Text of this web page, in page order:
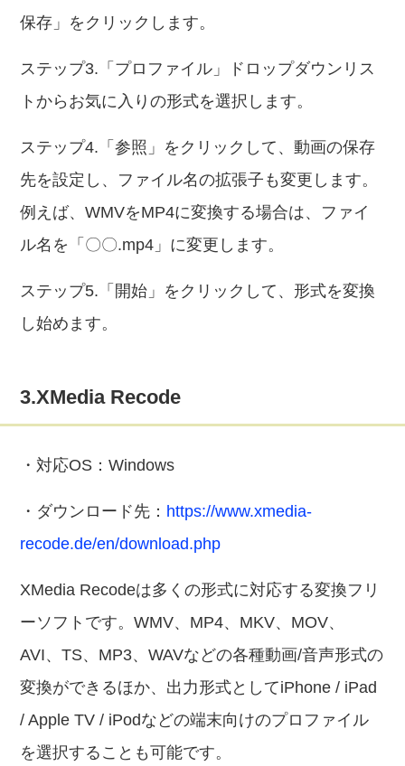
保存」をクリックします。
ステップ3.「プロファイル」ドロップダウンリス
トからお気に入りの形式を選択します。
ステップ4.「参照」をクリックして、動画の保存
先を設定し、ファイル名の拡張子も変更します。
例えば、WMVをMP4に変換する場合は、ファイ
ル名を「〇〇.mp4」に変更します。
ステップ5.「開始」をクリックして、形式を変換
し始めます。
3.XMedia Recode
・対応OS：Windows
・ダウンロード先： https://www.xmedia-
recode.de/en/download.php
XMedia Recodeは多くの形式に対応する変換フリ
ーソフトです。WMV、MP4、MKV、MOV、
AVI、TS、MP3、WAVなどの各種動画/音声形式の
変換ができるほか、出力形式としてiPhone / iPad
/ Apple TV / iPodなどの端末向けのプロファイル
を選択することも可能です。